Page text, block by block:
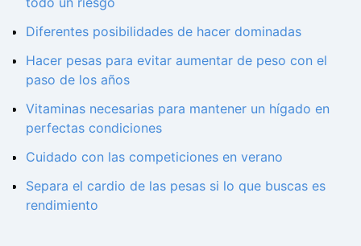
Diferentes posibilidades de hacer dominadas
Hacer pesas para evitar aumentar de peso con el
paso de los años
Vitaminas necesarias para mantener un hígado en
perfectas condiciones
Cuidado con las competiciones en verano
Separa el cardio de las pesas si lo que buscas es
rendimiento